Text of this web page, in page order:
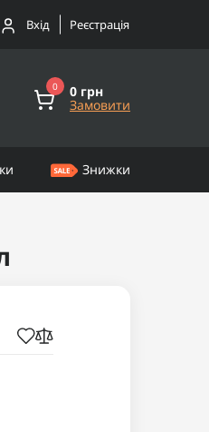
Вхід Реєстрація
0 0 грн
Замовити
Знижки